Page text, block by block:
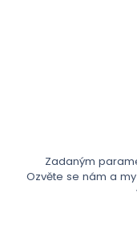
Zadaným
Ozvěte se nám a